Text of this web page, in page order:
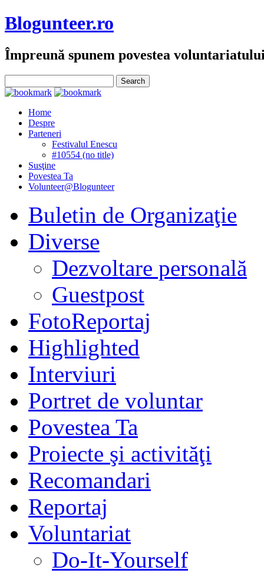
Blogunteer.ro
Împreună spunem povestea
Home
Despre
Parteneri
Festivalul Enescu
#10554 (no title)
Susţine
Povestea Ta
Volunteer@Blogunteer
Buletin de Organizaţie
Diverse
Dezvoltare personală
Guestpost
FotoReportaj
Highlighted
Interviuri
Portret de voluntar
Povestea Ta
Proiecte şi activităţi
Recomandari
Reportaj
Voluntariat
Do-It-Yourself